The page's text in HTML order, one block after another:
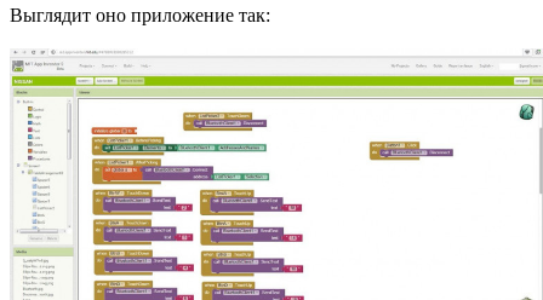
Выглядит оно приложение так: